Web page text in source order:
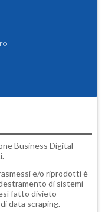
Business Digital -
e/o riprodotti è
di sistemi
fatto divieto
data scraping.